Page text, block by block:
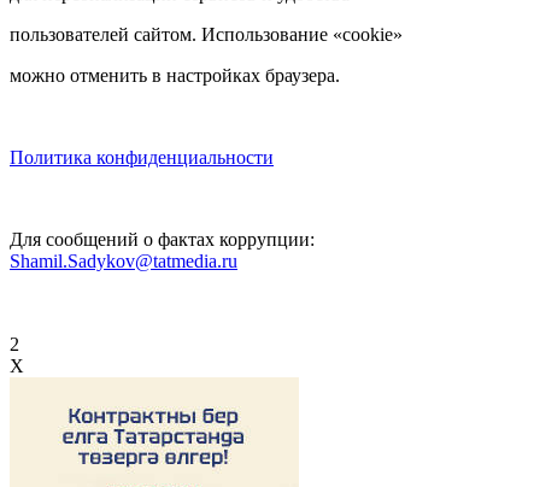
пользователей сайтом. Использование «cookie»
можно отменить в настройках браузера.
Политика конфиденциальности
Для сообщений о фактах коррупции:
Shamil.Sadykov@tatmedia.ru
2
X